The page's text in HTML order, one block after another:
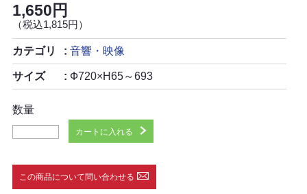
1,650円
（税込1,815円）
カテゴリ 音響・映像
サイズ Ф720×H65～693
数量
カートに入れる
この商品について問い合わせる